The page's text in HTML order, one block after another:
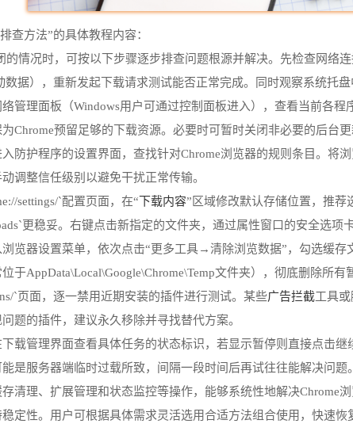
查方法”的具体教程内容：
的情况时，可按以下步骤逐步排查问题根源并解决。先检查网络
据），重新发起下载请求测试能否正常完成。同时观察系统托
管理面板（Windows用户可通过控制面板进入），查看当前各
Chrome预留足够的下载资源。必要时可暂时关闭非必要的后台
防护程序的设置界面，查找针对Chrome浏览器的规则条目。将
调整信任级别以避免干扰正常传输。
settings/`配置页面，在“下载内容”区域修改默认存储位置，推
更稳妥。右键点击新指定的文件夹，通过属性窗口的安全选项
览器设置菜单，依次点击“更多工具→清除浏览数据”，勾选缓
于AppData\Local\Google\Chrome\Temp文件夹），彻底删除所有
`页面，逐一禁用近期安装的插件进行测试。某些广告拦截工具
题的插件，建议永久移除并寻找替代方案。
载管理界面查看具体任务的状态标识，若显示暂停则直接点击
是服务器端临时过载所致，间隔一段时间后再试往往能解决问题。
清理、扩展管理和状态监控等操作，能够系统性地解决Chrome
定性。用户可根据具体需求灵活选用合适方法组合使用，快速恢